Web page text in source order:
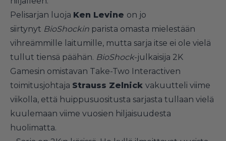
Pelisarjan luoja Ken Levine on jo
siirtynyt BioShockin parista omasta mielestään
vihreämmille laitumill e, mutta sarja itse ei ole vielä
tullut tiensä päähän. BioShock-julkaisija 2K
Gamesin omistavan Take-Two Interactiven
toimitusjohtaja Strauss Zelnick vakuutteli viime
viikolla, että huippusuositusta sarjasta tullaan vielä
kuulemaan viime vuosien hiljaisuudesta
huolimatta.